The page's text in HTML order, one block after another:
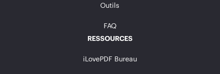
Outils
FAQ
RESSOURCES
iLovePDF Bureau